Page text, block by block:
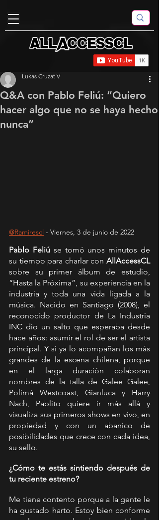
Q&A con Pablo Feliú: “Quiero
hacer algo que no se haya hecho
nunca”
Lukas Cruzat V.
@Ramirescl - Viernes, 3 de junio de 2022
Pablo Feliú se tomó unos minutos de
su tiempo para charlar con AllAccessCL
sobre su primer álbum de estudio,
“Hasta la Próxima”, su experiencia en la
industria y toda una vida ligada a la
música. Nacido en Santiago (2008), el
reconocido productor de La Industria
INC dio un salto que esperaba desde
hace años: asumir el rol de ser el artista
principal. Y si ya lo acompañan los más
grandes de la escena chilena, porque
en el larga duración colaboran
nombres de la talla de Galee Galee,
Polimá Westcoast, Gianluca y Harry
Nach, Pablito quiere ir más allá y
visualiza sus primeros shows en vivo, en
propiedad y con un abanico de
posibilidades que crece con cada idea,
su sello.
¿Cómo te estás sintiendo después de
tu reciente estreno?
Me tiene contento porque a la gente le
ha gustado harto. Estoy bien conforme